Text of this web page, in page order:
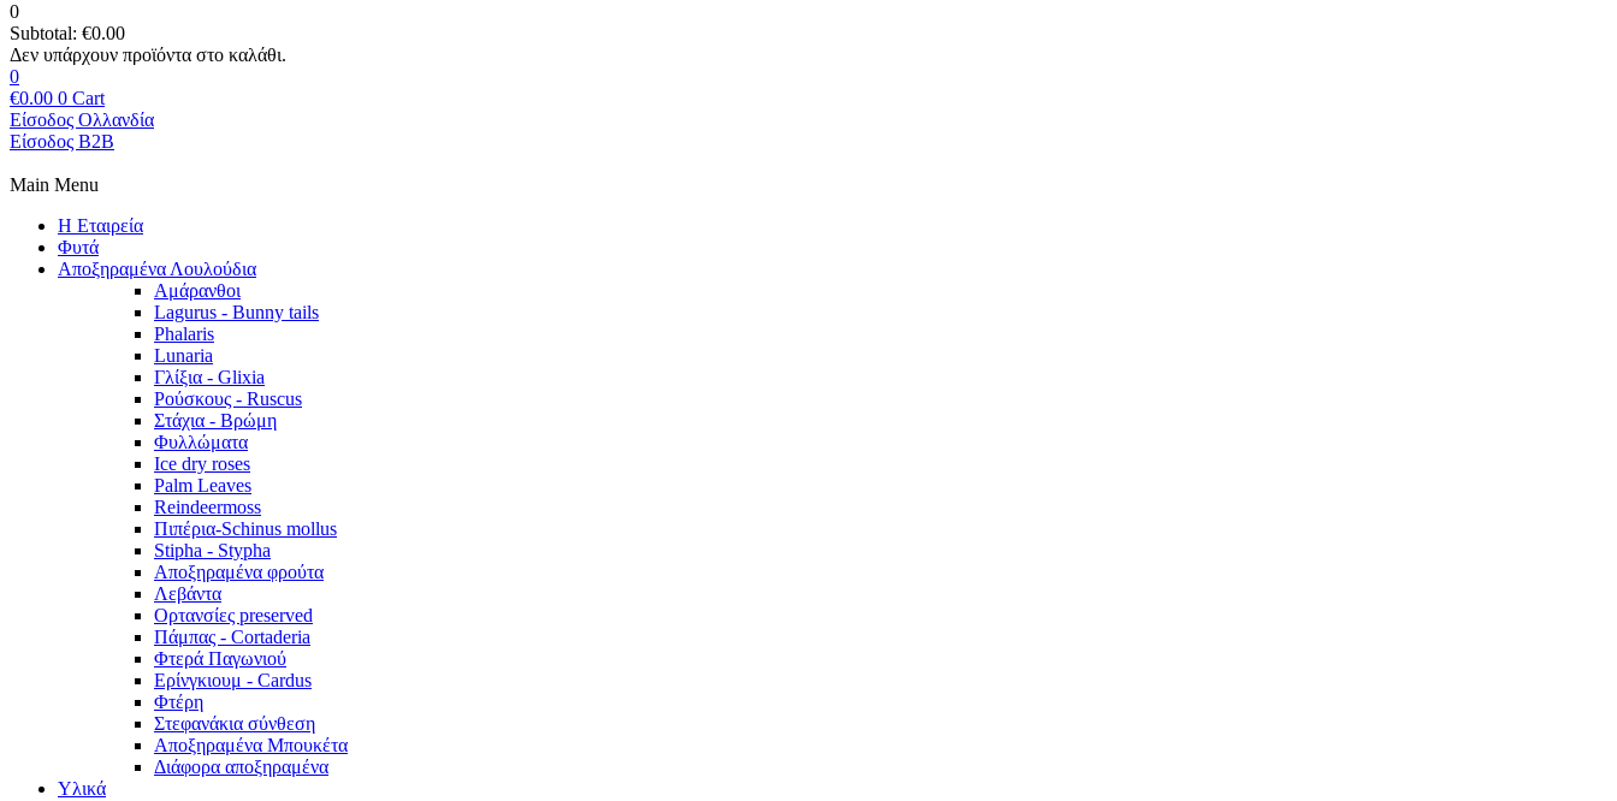
0
Subtotal: €0.00
0
€0.00 0 Cart
Είσοδος Ολλανδία
Είσοδος B2B
Main Menu
Η Εταιρεία
Φυτά
Αποξηραμένα Λουλούδια
Αμάρανθοι
Lagurus - Bunny tails
Phalaris
Lunaria
Γλίξια - Glixia
Ρούσκους - Ruscus
Στάχια - Βρώμη
Φυλλώματα
Ice dry roses
Palm Leaves
Reindeermoss
Πιπέρια-Schinus mollus
Stipha - Stypha
Αποξηραμένα φρούτα
Λεβάντα
Ορτανσίες preserved
Πάμπας - Cortaderia
Φτερά Παγωνιού
Ερίνγκιουμ - Cardus
Φτέρη
Στεφανάκια σύνθεση
Αποξηραμένα Μπουκέτα
Διάφορα αποξηραμένα
Υλικά